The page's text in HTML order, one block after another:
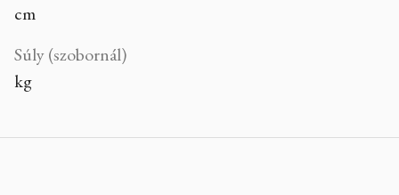
cm
Súly (szobornál)
kg